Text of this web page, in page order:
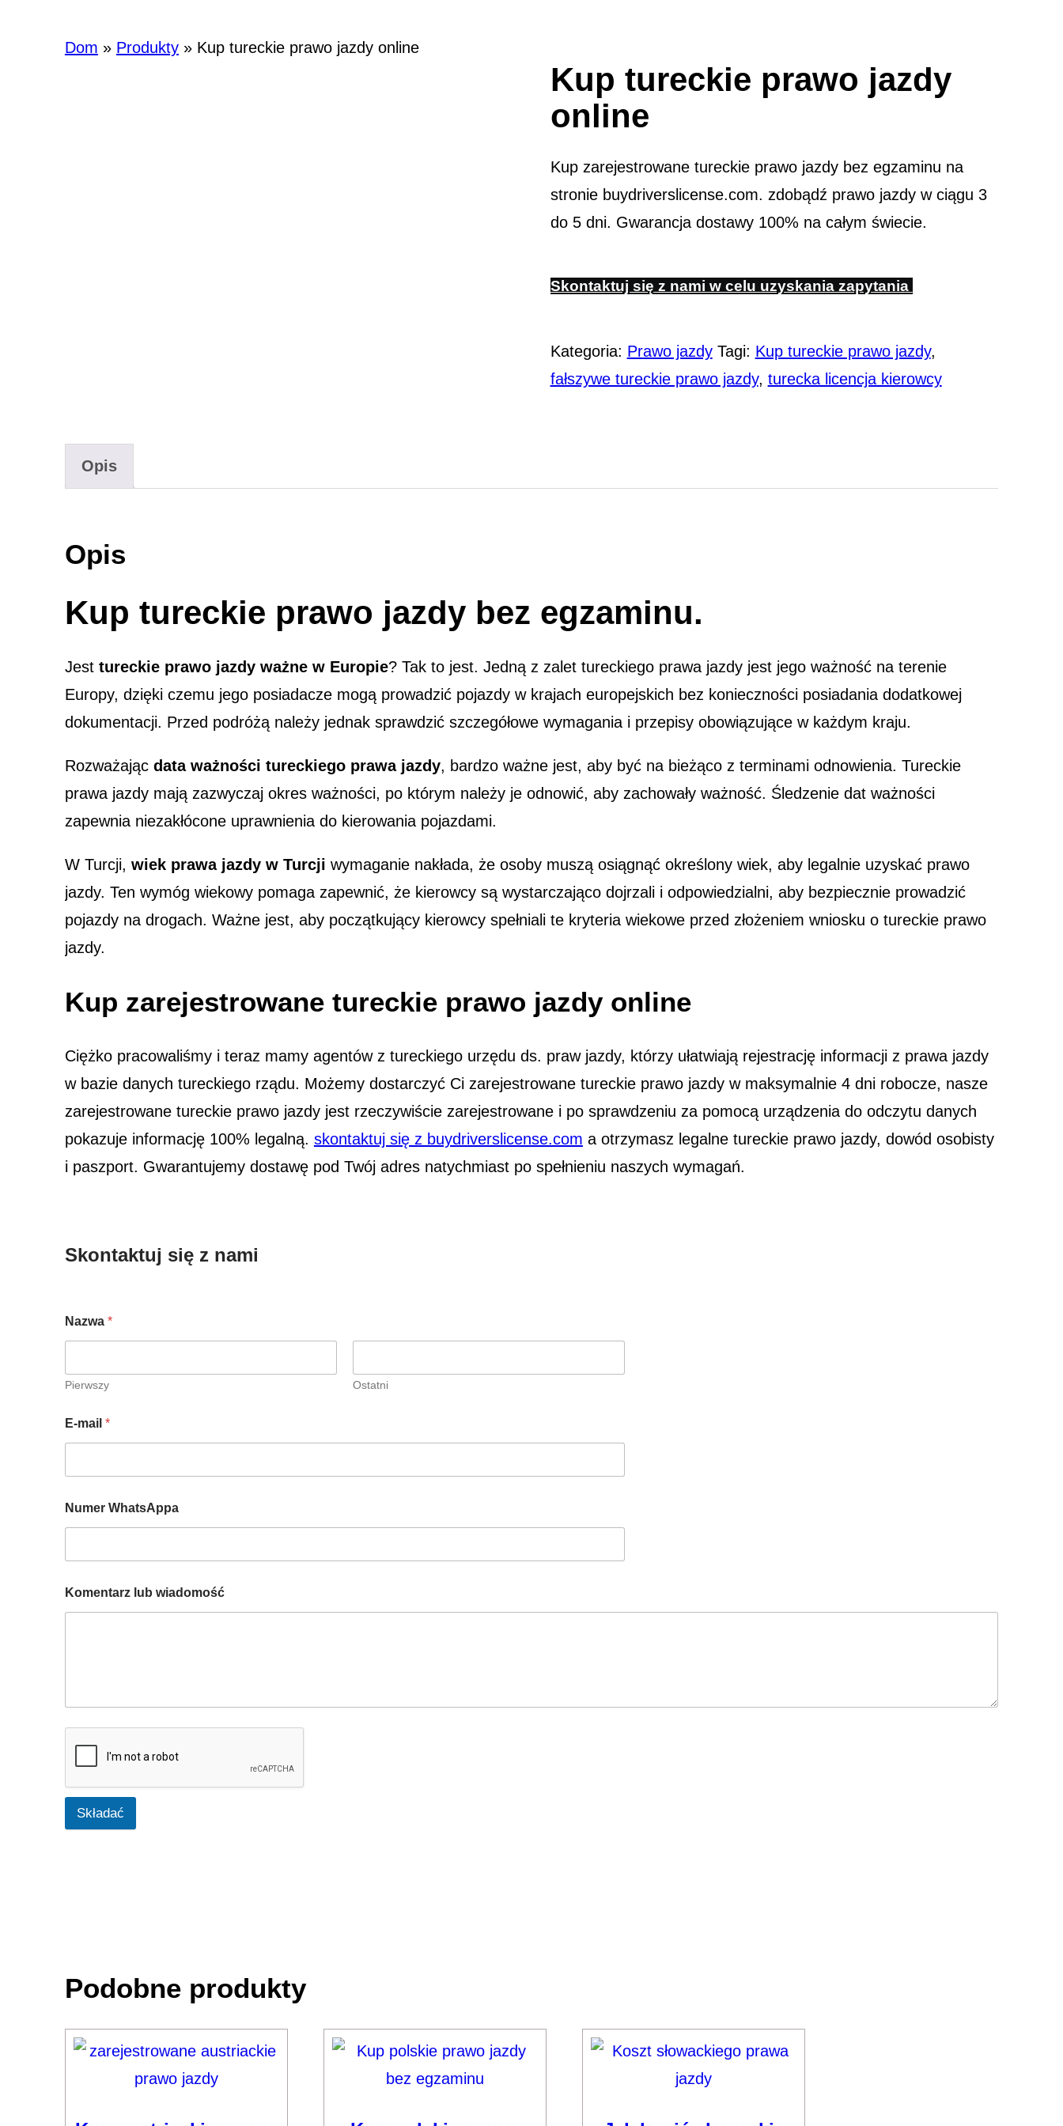
Dom » Produkty» Kup tureckie prawo jazdy online
Kup tureckie prawo jazdy
online
Kup zarejestrowane tureckie prawo jazdy bez egzaminu na
stronie buydriverslicense.com. zdobądź prawo jazdy w ciągu 3
do 5 dni. Gwarancja dostawy 100% na całym świecie.
Skontaktuj się z nami w celu uzyskania zapytania
Kategoria: Prawo jazdy Tagi: Kup tureckie prawo jazdy,
fałszywe tureckie prawo jazdy, turecka licencja kierowcy
Opis
Opis
Kup tureckie prawo jazdy bez egzaminu.
Jest tureckie prawo jazdy ważne w Europie? Tak to jest. Jedną z zalet tureckiego prawa jazdy jest jego ważność na terenie
Europy, dzięki czemu jego posiadacze mogą prowadzić pojazdy w krajach europejskich bez konieczności posiadania dodatkowej
dokumentacji. Przed podróżą należy jednak sprawdzić szczegółowe wymagania i przepisy obowiązujące w każdym kraju.
Rozważając data ważności tureckiego prawa jazdy, bardzo ważne jest, aby być na bieżąco z terminami odnowienia. Tureckie
prawa jazdy mają zazwyczaj okres ważności, po którym należy je odnowić, aby zachowały ważność. Śledzenie dat ważności
zapewnia niezakłócone uprawnienia do kierowania pojazdami.
W Turcji, wiek prawa jazdy w Turcji wymaganie nakłada, że osoby muszą osiągnąć określony wiek, aby legalnie uzyskać prawo
jazdy. Ten wymóg wiekowy pomaga zapewnić, że kierowcy są wystarczająco dojrzali i odpowiedzialni, aby bezpiecznie prowadzić
pojazdy na drogach. Ważne jest, aby początkujący kierowcy spełniali te kryteria wiekowe przed złożeniem wniosku o tureckie prawo
jazdy.
Kup zarejestrowane tureckie prawo jazdy online
Ciężko pracowaliśmy i teraz mamy agentów z tureckiego urzędu ds. praw jazdy, którzy ułatwiają rejestrację informacji z prawa jazdy
w bazie danych tureckiego rządu. Możemy dostarczyć Ci zarejestrowane tureckie prawo jazdy w maksymalnie 4 dni robocze, nasze
zarejestrowane tureckie prawo jazdy jest rzeczywiście zarejestrowane i po sprawdzeniu za pomocą urządzenia do odczytu danych
pokazuje informację 100% legalną. skontaktuj się z buydriverslicense.com a otrzymasz legalne tureckie prawo jazdy, dowód osobisty
i paszport. Gwarantujemy dostawę pod Twój adres natychmiast po spełnieniu naszych wymagań.
Skontaktuj się z nami
Nazwa *
Pierwszy Ostatni
E-mail *
Numer WhatsAppa
Komentarz lub wiadomość
Składać
Podobne produkty